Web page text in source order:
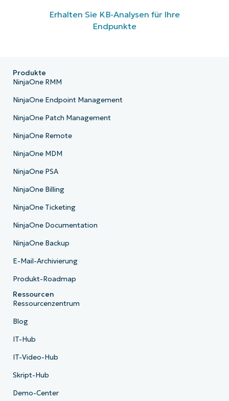
Erhalten Sie KB-Analysen für Ihre
Endpunkte
Produkte
NinjaOne RMM
NinjaOne Endpoint Management
NinjaOne Patch Management
NinjaOne Remote
NinjaOne MDM
NinjaOne PSA
NinjaOne Billing
NinjaOne Ticketing
NinjaOne Documentation
NinjaOne Backup
E-Mail-Archivierung
Produkt-Roadmap
Ressourcen
Ressourcenzentrum
Blog
IT-Hub
IT-Video-Hub
Skript-Hub
Demo-Center